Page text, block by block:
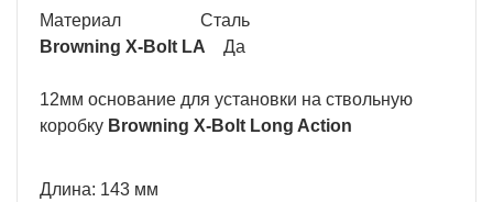
Материал Сталь
Browning X-Bolt LA Да
12мм основание для установки на ствольную
коробку Browning X-Bolt Long Action
Длина: 143 мм